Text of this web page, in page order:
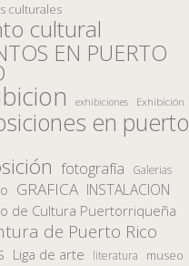
culturales
cultural
EN PUERTO
exhibiciones Exhibición
en puerto
fotografía Galerias
GRAFICA INSTALACION
de Cultura Puertorriqueña
de Puerto Rico
Liga de arte literatura museo